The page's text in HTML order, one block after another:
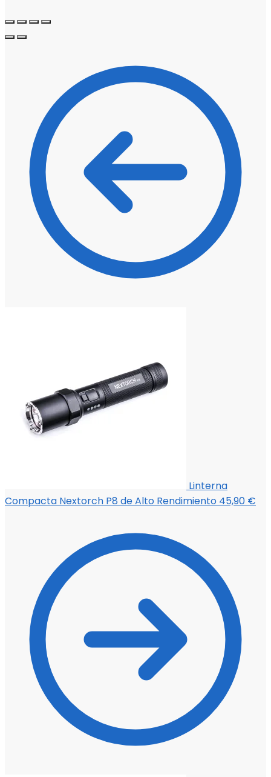
Linterna
Compacta Nextorch P8 de Alto Rendimiento 45,90 €